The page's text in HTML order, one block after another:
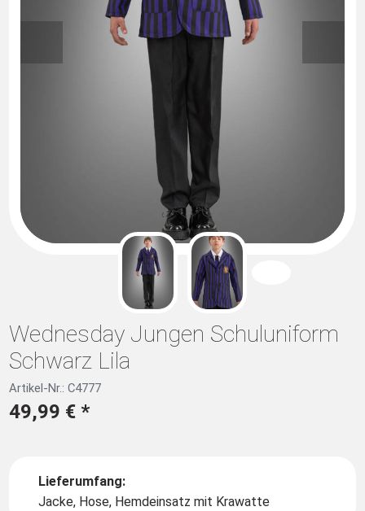
Wednesday Jungen Schuluniform
Schwarz Lila
Artikel-Nr.: C4777
49,99 € *
Lieferumfang:
Jacke, Hose, Hemdeinsatz mit Krawatte